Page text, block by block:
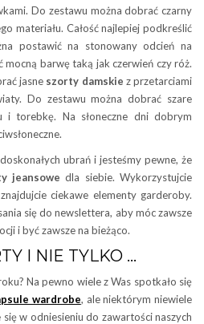
Do zestawu można dobrać czarny
materiału. Całość najlepiej podkreślić
postawić na stonowany odcień na
mocną barwę taką jak czerwień czy róż.
jasne szorty damskie z przetarciami
Do zestawu można dobrać szare
i torebkę. Na słoneczne dni dobrym
ubrań i jesteśmy pewne, że
jeansowe dla siebie. Wykorzystujcie
ciekawe elementy garderoby.
się do newslettera, aby móc zawsze
i być zawsze na bieżąco.
I NIE TYLKO …
Na pewno wiele z Was spotkało się
wardrobe, ale niektórym niewiele
w odniesieniu do zawartości naszych